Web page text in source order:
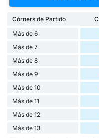
Córners de Partido
Más de 6
Más de 7
Más de 8
Más de 9
Más de 10
Más de 11
Más de 12
Más de 13